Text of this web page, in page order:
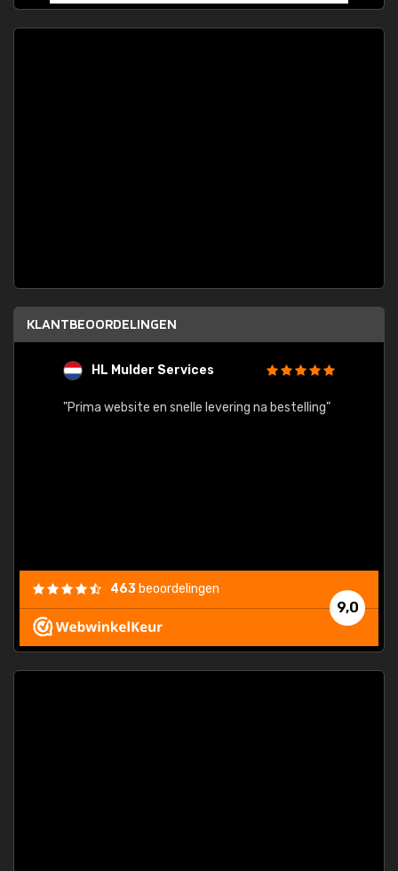
KLANTBEOORDELINGEN
HL Mulder Services
"Prima website en snelle levering na bestelling"
9,0
463 beoordelingen